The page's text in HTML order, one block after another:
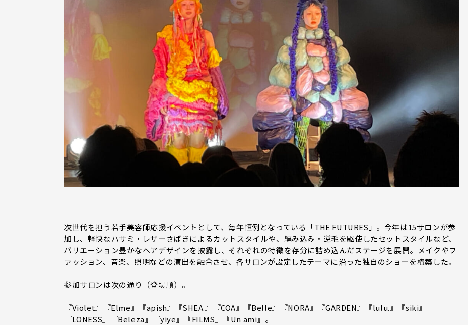
次世代を担う若手美容師応援イベントとして、毎年恒例となっている「THE FUTURES」。今年は15サロンが参
加し、軽快なハサミ・レザーさばきによるカットスタイルや、編み込み・逆毛を駆使したセットスタイルなど、
バリエーション豊かなヘアデザインを披露し、それぞれの特徴を存分に詰め込んだステージを展開。メイクやフ
ァッション、音楽、照明などの演出を融合させ、各サロンが設定したテーマに沿った独自のショーを構築した。
参加サロンは次の通り（登場順）。
『Violet』『Elme』『apish』『SHEA.』『COA』『Belle』『NORA』『GARDEN』『lulu.』『siki』
『LONESS』『Beleza』『yiye』『FILMS』『Un ami』。